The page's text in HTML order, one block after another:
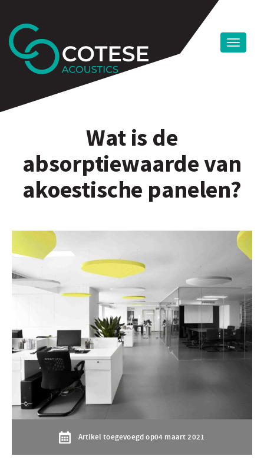
Wat is de
absorptiewaarde van
akoestische panelen?
Artikel toegevoegd op04 maart 2021